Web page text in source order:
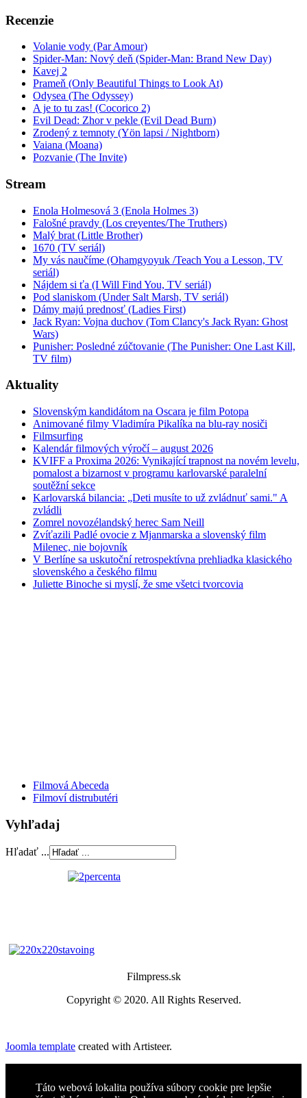
Recenzie
Volanie vody (Par Amour)
Spider-Man: Nový deň (Spider-Man: Brand New Day)
Kavej 2
Prameň (Only Beautiful Things to Look At)
Odysea (The Odyssey)
A je to tu zas! (Cocorico 2)
Evil Dead: Zhor v pekle (Evil Dead Burn)
Zrodený z temnoty (Yön lapsi / Nightborn)
Vaiana (Moana)
Pozvanie (The Invite)
Stream
Enola Holmesová 3 (Enola Holmes 3)
Falošné pravdy (Los creyentes/The Truthers)
Malý brat (Little Brother)
1670 (TV seriál)
My vás naučíme (Ohamgyoyuk /Teach You a Lesson, TV
seriál)
Nájdem si ťa (I Will Find You, TV seriál)
Pod slaniskom (Under Salt Marsh, TV seriál)
Dámy majú prednosť (Ladies First)
Jack Ryan: Vojna duchov (Tom Clancy's Jack Ryan: Ghost
Wars)
Punisher: Posledné zúčtovanie (The Punisher: One Last Kill,
TV film)
Aktuality
Slovenským kandidátom na Oscara je film Potopa
Animované filmy Vladimíra Pikalíka na blu-ray nosiči
Filmsurfing
Kalendár filmových výročí – august 2026
KVIFF a Proxima 2026: Vynikající trapnost na novém levelu,
pomalost a bizarnost v programu karlovarské paralelní
soutěžní sekce
Karlovarská bilancia: „Deti musíte to už zvládnuť sami." A
zvládli
Zomrel novozélandský herec Sam Neill
Zvíťazili Padlé ovocie z Mjanmarska a slovenský film
Milenec, nie bojovník
V Berlíne sa uskutoční retrospektívna prehliadka klasického
slovenského a českého filmu
Juliette Binoche si myslí, že sme všetci tvorcovia
Filmová Abeceda
Filmoví distrubutéri
Vyhľadaj
Hľadať ...
Filmpress.sk
Copyright © 2020. All Rights Reserved.
Joomla template created with Artisteer.
Táto webová lokalita používa súbory cookie pre lepšie